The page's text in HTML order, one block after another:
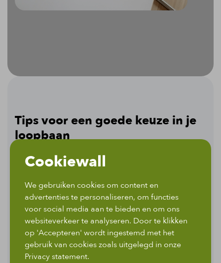
Tips voor een goede keuze in je
loopbaan
Tot slot willen we je graag nog wat praktische tips
geven om je volgende stap in je loopbaan te zetten:
Reflecteer op je interesses:denk na over welke
technische vakgebieden je tijdens je studie het
meest aanspraken. Wil je werken met machines,
Cookiewall
We gebruiken cookies om content en
advertenties te personaliseren, om functies
voor social media aan te bieden en om ons
websiteverkeer te analyseren. Door te klikken
op 'Accepteren' wordt ingestemd met het
gebruik van cookies zoals uitgelegd in onze
Privacy statement.